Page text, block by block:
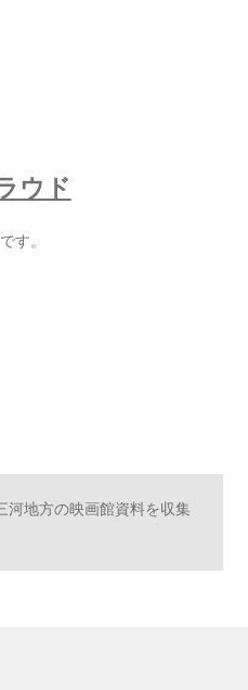
ウド
す。
河地方の映画館資料を収集